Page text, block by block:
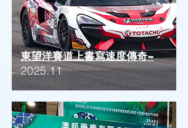
東望洋賽道上書寫速度傳奇~
2025.11